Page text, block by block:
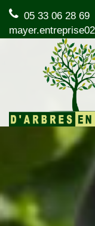
05 33 06 28 69